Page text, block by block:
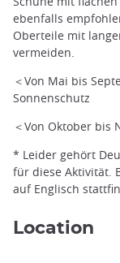
ebenfalls
Oberteile mit
vermeiden.
＜Von Mai bis
Sonnenschutz
＜Von Oktober bis
* Leider gehört
für diese Aktivität.
auf Englisch
Location